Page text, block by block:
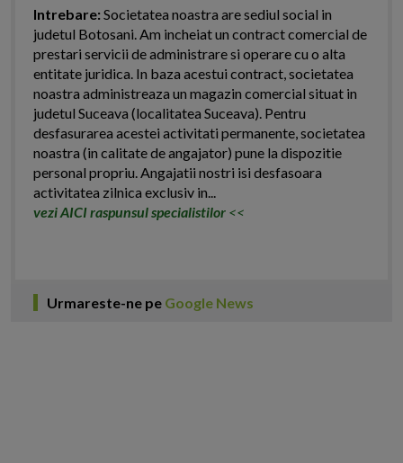
Intrebare:Societatea noastra are sediul social in
judetul Botosani. Am incheiat un contract comercial de
prestari servicii de administrare si operare cu o alta
entitate juridica. In baza acestui contract, societatea
noastra administreaza un magazin comercial situat in
judetul Suceava (localitatea Suceava). Pentru
desfasurarea acestei activitati permanente, societatea
noastra (in calitate de angajator) pune la dispozitie
personal propriu. Angajatii nostri isi desfasoara
activitatea zilnica exclusiv in...
vezi AICI raspunsul specialistilor <<
Urmareste-ne pe Google News